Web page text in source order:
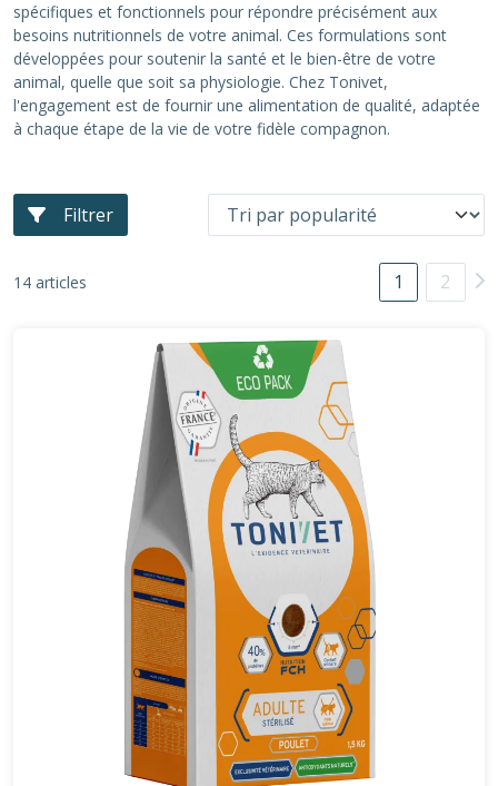
spécifiques et fonctionnels pour répondre précisément aux
besoins nutritionnels de votre animal. Ces formulations sont
développées pour soutenir la santé et le bien-être de votre
animal, quelle que soit sa physiologie. Chez Tonivet,
l'engagement est de fournir une alimentation de qualité, adaptée
à chaque étape de la vie de votre fidèle compagnon.
Filtrer
14 articles 1 2